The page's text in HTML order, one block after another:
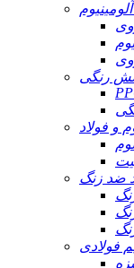
رنگی
ضد زنگ
فولادی